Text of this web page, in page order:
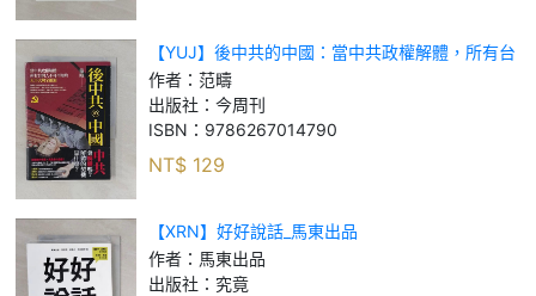
【YUJ】後中共的中國：當中共政權解體，所有台
灣人不可不知的天下大勢全推演_范疇
作者： 范疇
出版社： 今周刊
ISBN： 9786267014790
NT$ 129
【XRN】好好說話_馬東出品
作者： 馬東出品
出版社： 究竟